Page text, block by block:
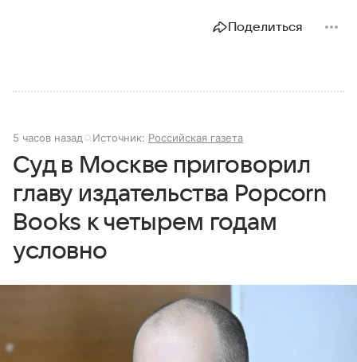
Поделиться
5 часов назад Источник: Российская газета
Суд в Москве приговорил
главу издательства Popcorn
Books к четырем годам
условно